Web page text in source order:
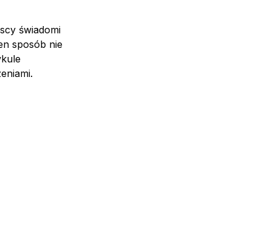
świadomi
sposób nie